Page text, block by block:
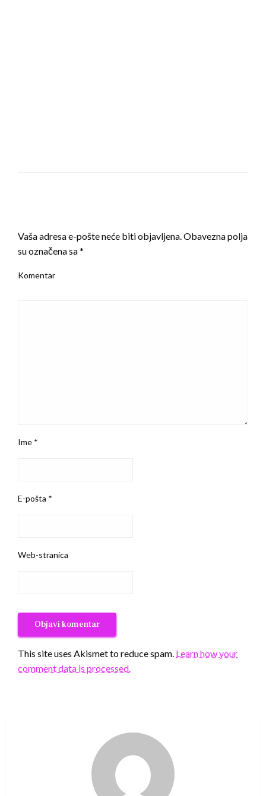
Vaša adresa e-pošte neće biti objavljena.Obavezna polja
su označena sa*
Komentar
Ime *
E-pošta *
Web-stranica
This site uses Akismet to reduce spam. Learn how your
comment data is processed.